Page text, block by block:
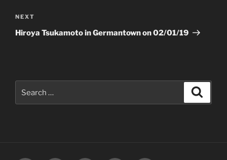
Next
Post
NEXT
Hiroya Tsukamoto in Germantown on 02/01/19
for: